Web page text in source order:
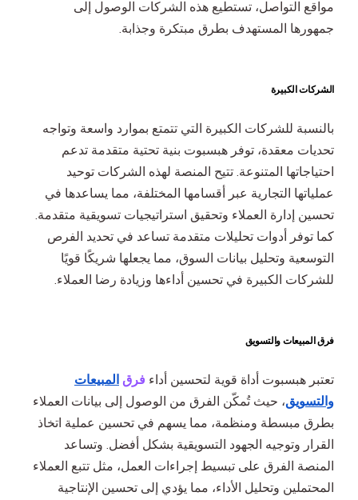
مواقع التواصل، تستطيع هذه الشركات الوصول إلى
جمهورها المستهدف بطرق مبتكرة وجذابة.
الشركات الكبيرة
بالنسبة للشركات الكبيرة التي تتمتع بموارد واسعة وتواجه
تحديات معقدة، توفر هبسبوت بنية تحتية متقدمة تدعم
احتياجاتها المتنوعة. تتيح المنصة لهذه الشركات توحيد
عملياتها التجارية عبر أقسامها المختلفة، مما يساعدها في
تحسين إدارة العملاء وتحقيق استراتيجيات تسويقية متقدمة.
كما توفر أدوات تحليلات متقدمة تساعد في تحديد الفرص
التوسعية وتحليل بيانات السوق، مما يجعلها شريكًا قويًا
للشركات الكبيرة في تحسين أداءها وزيادة رضا العملاء.
فرق المبيعات والتسويق
تعتبر هبسبوت أداة قوية لتحسين أداء فرق المبيعات
والتسويق، حيث تُمكّن الفرق من الوصول إلى بيانات العملاء
بطرق مبسطة ومنظمة، مما يسهم في تحسين عملية اتخاذ
القرار وتوجيه الجهود التسويقية بشكل أفضل. وتساعد
المنصة الفرق على تبسيط إجراءات العمل، مثل تتبع العملاء
المحتملين وتحليل الأداء، مما يؤدي إلى تحسين الإنتاجية